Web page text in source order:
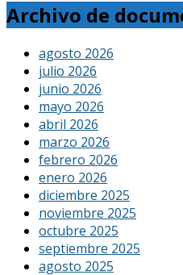
Archivo de
agosto 2026
julio 2026
junio 2026
mayo 2026
abril 2026
marzo 2026
febrero 2026
enero 2026
diciembre 2025
noviembre 2025
octubre 2025
septiembre 2025
agosto 2025